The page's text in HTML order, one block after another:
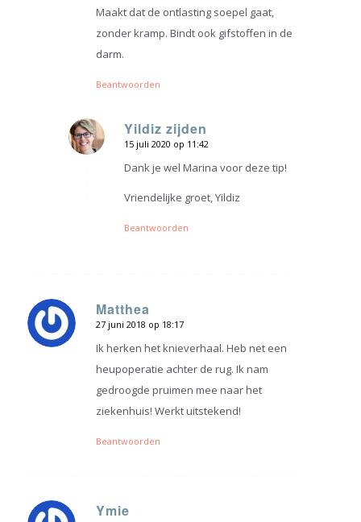
Maakt dat de ontlasting soepel gaat,
zonder kramp. Bindt ook gifstoffen in de
darm.
Beantwoorden
Yildiz zijden
zegt:
15 juli 2020 op 11:42
Dank je wel Marina voor deze tip!
Vriendelijke groet, Yildiz
Beantwoorden
Matthea
zegt:
27 juni 2018 op 18:17
Ik herken het knieverhaal. Heb net een
heupoperatie achter de rug. Ik nam
gedroogde pruimen mee naar het
ziekenhuis! Werkt uitstekend!
Beantwoorden
Ymie